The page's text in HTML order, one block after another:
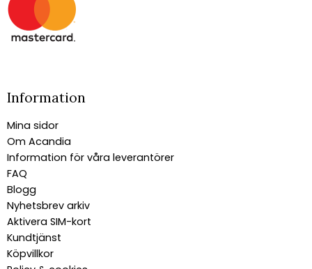
Information
Mina sidor
Om Acandia
Information för våra leverantörer
FAQ
Blogg
Nyhetsbrev arkiv
Aktivera SIM-kort
Kundtjänst
Köpvillkor